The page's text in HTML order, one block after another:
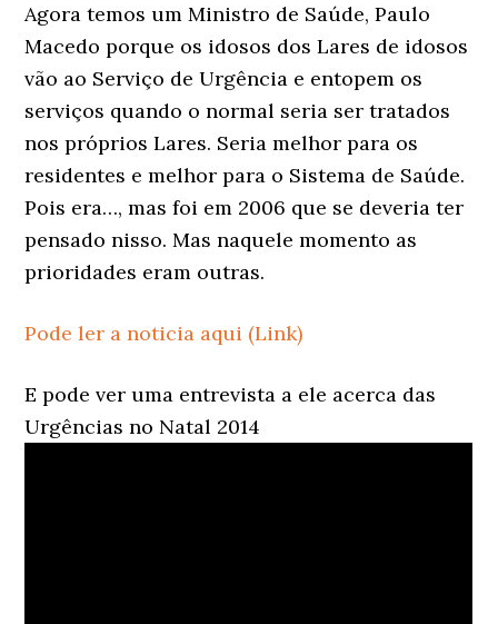
Agora temos um Ministro de Saúde, Paulo
Macedo porque os idosos dos Lares de idosos
vão ao Serviço de Urgência e entopem os
serviços quando o normal seria ser tratados
nos próprios Lares. Seria melhor para os
residentes e melhor para o Sistema de Saúde.
Pois era…, mas foi em 2006 que se deveria ter
pensado nisso. Mas naquele momento as
prioridades eram outras.
Pode ler a noticia aqui (Link)
E pode ver uma entrevista a ele acerca das
Urgências no Natal 2014